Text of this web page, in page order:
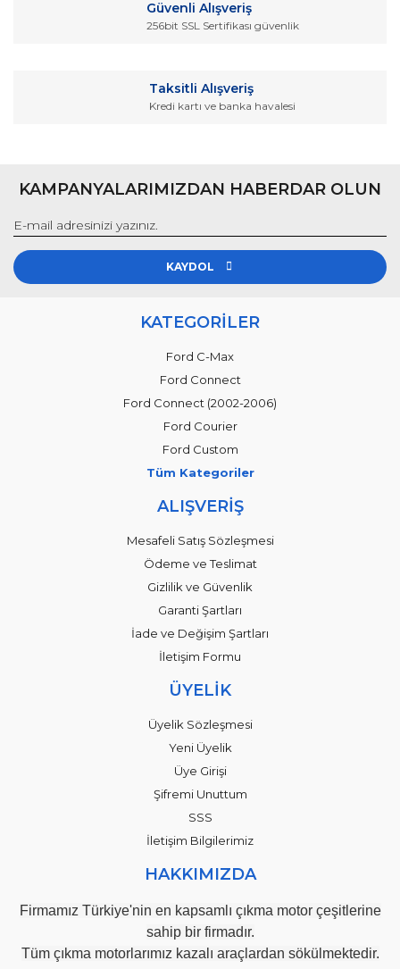
Güvenli Alışveriş
256bit SSL Sertifikası güvenlik
Taksitli Alışveriş
Kredi kartı ve banka havalesi
KAMPANYALARIMIZDAN HABERDAR OLUN
KAYDOL
KATEGORİLER
Ford C-Max
Ford Connect
Ford Connect (2002-2006)
Ford Courier
Ford Custom
Tüm Kategoriler
ALIŞVERİŞ
Mesafeli Satış Sözleşmesi
Ödeme ve Teslimat
Gizlilik ve Güvenlik
Garanti Şartları
İade ve Değişim Şartları
İletişim Formu
ÜYELİK
Üyelik Sözleşmesi
Yeni Üyelik
Üye Girişi
Şifremi Unuttum
SSS
İletişim Bilgilerimiz
HAKKIMIZDA
Firmamız Türkiye'nin en kapsamlı çıkma motor çeşitlerine
sahip bir firmadır.
Tüm çıkma motorlarımız kazalı araçlardan sökülmektedir.